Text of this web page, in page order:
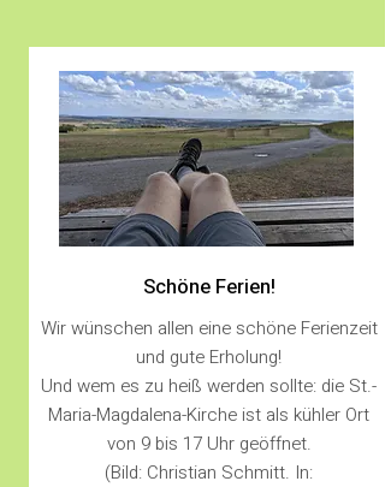
Schöne Ferien!
Wir wünschen allen eine schöne Ferienzeit
und gute Erholung!
Und wem es zu heiß werden sollte: die St.-
Maria-Magdalena-Kirche ist als kühler Ort
von 9 bis 17 Uhr geöffnet.
(Bild: Christian Schmitt. In: